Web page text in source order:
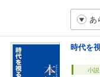
あ
時代を
小